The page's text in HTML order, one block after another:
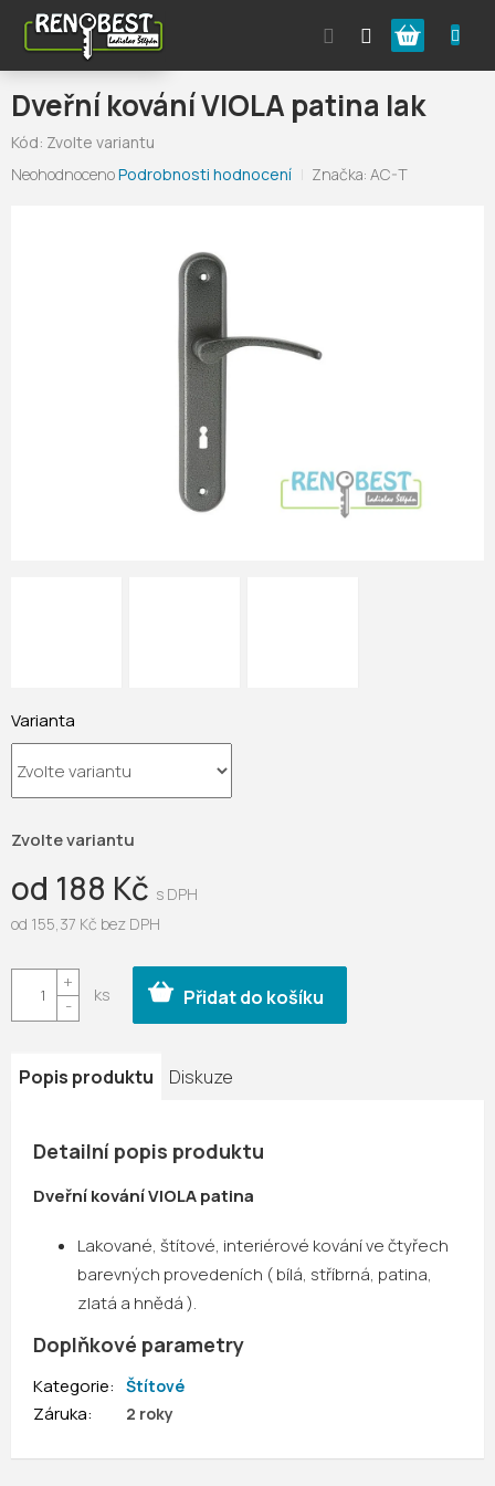
obsah
Nákupní
košík
Dveřní kování VIOLA patina lak
Kód: Zvolte variantu
Průměrné
NeohodnocenoPodrobnosti hodnocení Značka:AC-T
od 188 Kč
od 155,37 Kč bez DPH
cena:
Zvolte variantu
Varianta
Přidat do košíku
Popis produktu Diskuze
Detailní popis produktu
Dveřní kování VIOLA patina
Lakované, štítové, interiérové kování ve čtyřech
barevných provedeních ( bílá, stříbrná, patina,
zlatá a hnědá ).
Doplňkové parametry
Kategorie: Štítové
Záruka: 2 roky